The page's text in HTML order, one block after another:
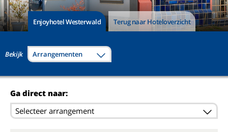
Enjoyhotel Westerwald Terug naar Hoteloverzicht
Bekijk Arrangementen
Ga direct naar:
Selecteer arrangement